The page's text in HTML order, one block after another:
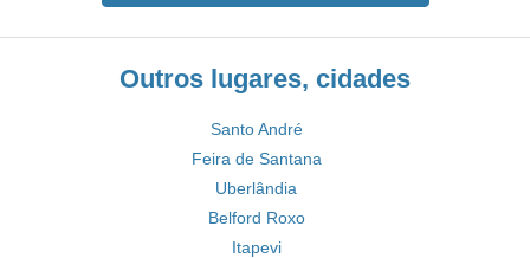
Outros lugares, cidades
Santo André
Feira de Santana
Uberlândia
Belford Roxo
Itapevi